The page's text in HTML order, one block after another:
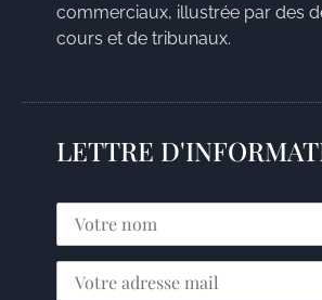
commerciaux, illustrée par des
cours et de tribunaux.
LETTRE